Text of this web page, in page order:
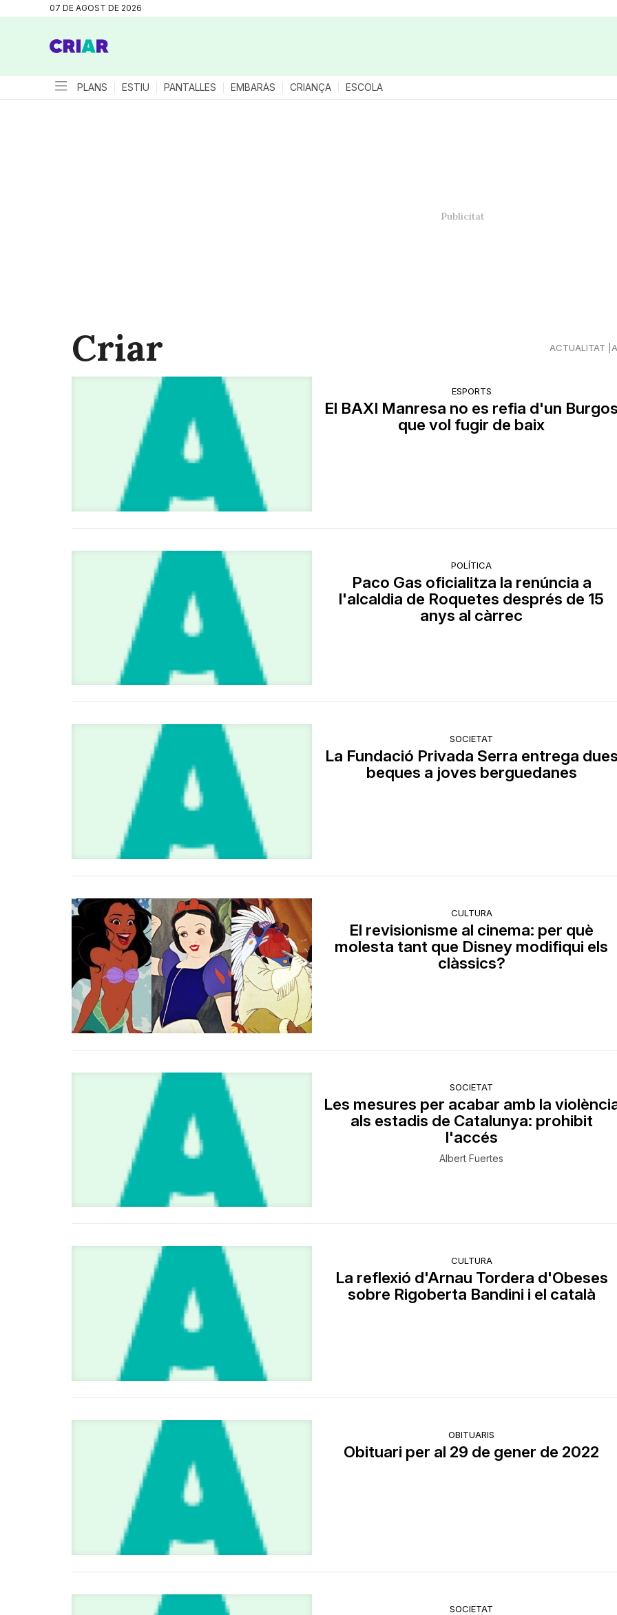
07 DE AGOST DE 2026
PLANS ESTIU PANTALLES EMBARÀS CRIANÇA ESCOLA
Criar ACTUALITAT
ESPORTS
El BAXI Manresa no es refia d'un
que vol fugir de baix
POLÍTICA
Paco Gas oficialitza la renúncia a
l'alcaldia de Roquetes després de 15
anys al càrrec
SOCIETAT
La Fundació Privada Serra entrega
beques a joves berguedanes
CULTURA
El revisionisme al cinema: per què
molesta tant que Disney modifiqui els
clàssics?
SOCIETAT
Les mesures per acabar amb la
als estadis de Catalunya: prohibit
l'accés
Albert Fuertes
CULTURA
La reflexió d'Arnau Tordera d'Obeses
sobre Rigoberta Bandini i el català
OBITUARIS
Obituari per al 29 de gener de 2022
SOCIETAT